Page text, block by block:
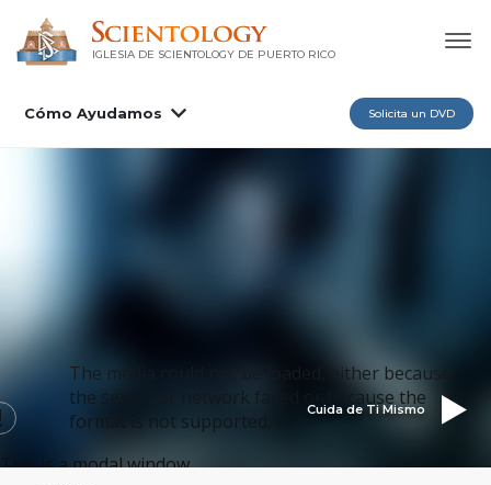
IGLESIA DE SCIENTOLOGY DE PUERTO RICO
Cómo Ayudamos Solicita un DVD
This is a modal window.
The media could not be loaded, either because
the server or network failed or because the
format is not supported.
Cuida de Ti Mismo